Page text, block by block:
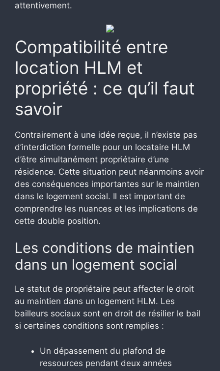
attentivement.
Compatibilité entre
location HLM et
propriété : ce qu’il faut
savoir
Contrairement à une idée reçue, il n’existe pas
d’interdiction formelle pour un locataire HLM
d’être simultanément propriétaire d’une
résidence. Cette situation peut néanmoins avoir
des conséquences importantes sur le maintien
dans le logement social. Il est important de
comprendre les nuances et les implications de
cette double position.
Les conditions de maintien
dans un logement social
Le statut de propriétaire peut affecter le droit
au maintien dans un logement HLM. Les
bailleurs sociaux sont en droit de résilier le bail
si certaines conditions sont remplies :
Un dépassement du plafond de
ressources pendant deux années